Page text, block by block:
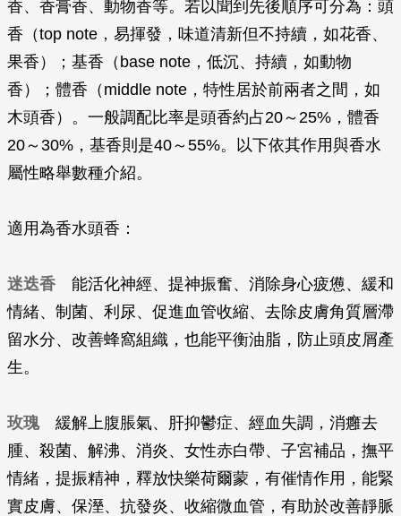
香、香膏香、動物香等。若以聞到先後順序可分為：頭
香（top note，易揮發，味道清新但不持續，如花香、
果香）；基香（base note，低沉、持續，如動物
香）；體香（middle note，特性居於前兩者之間，如
木頭香）。一般調配比率是頭香約占20～25%，體香
20～30%，基香則是40～55%。以下依其作用與香水
屬性略舉數種介紹。
適用為香水頭香：
迷迭香 能活化神經、提神振奮、消除身心疲憊、緩和
情緒、制菌、利尿、促進血管收縮、去除皮膚角質層滯
留水分、改善蜂窩組織，也能平衡油脂，防止頭皮屑產
生。
玫瑰緩解上腹脹氣、肝抑鬱症、經血失調，消癰去
腫、殺菌、解沸、消炎、女性赤白帶、子宮補品，撫平
情緒，提振精神，釋放快樂荷爾蒙，有催情作用，能緊
實皮膚、保溼、抗發炎、收縮微血管，有助於改善靜脈